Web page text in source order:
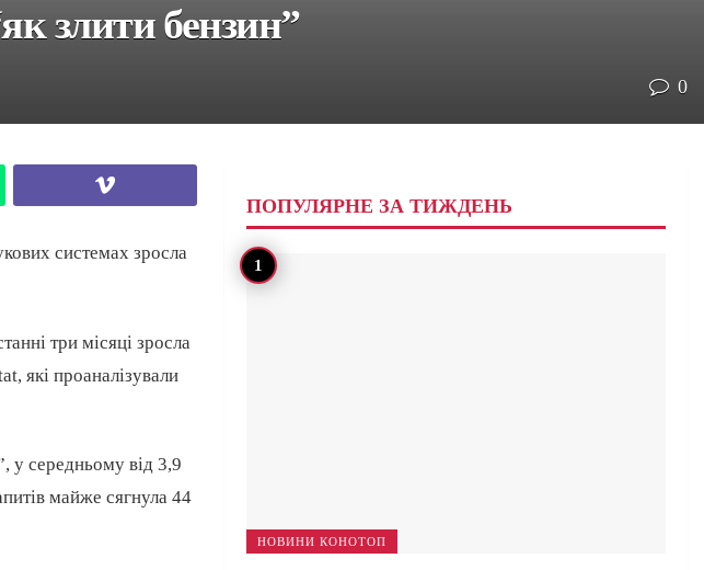
злити бензин”
0
системах зросла
три місяці зросла
які проаналізували
у середньому від 3,9
майже сягнула 44
ПОПУЛЯРНЕ ЗА ТИЖДЕНЬ
НОВИНИ КОНОТОП